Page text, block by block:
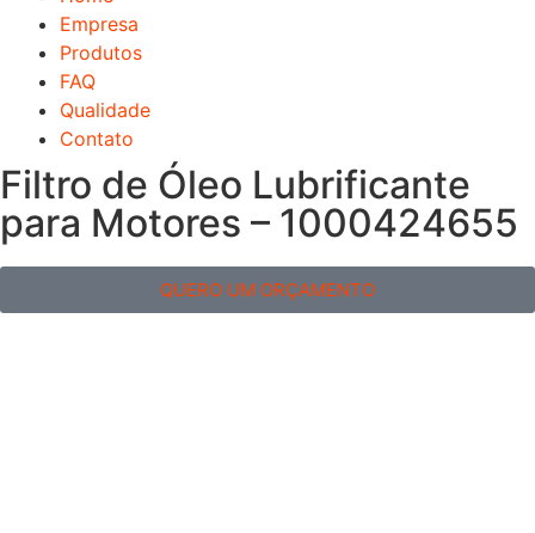
Empresa
Produtos
FAQ
Qualidade
Contato
Filtro de Óleo Lubrificante
para Motores – 1000424655
QUERO UM ORÇAMENTO